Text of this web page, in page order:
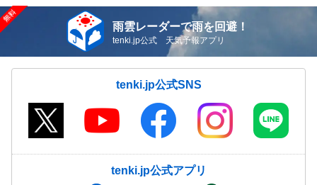
雨雲レーダーで雨を回避！
tenki.jp公式 天気予報アプリ
tenki.jp公式SNS
tenki.jp公式アプリ